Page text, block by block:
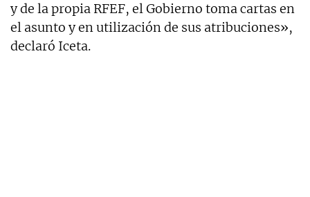
y de la propia RFEF, el Gobierno toma cartas en
el asunto y en utilización de sus atribuciones»,
declaró Iceta.